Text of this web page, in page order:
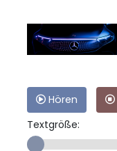
Hören
Textgröße: